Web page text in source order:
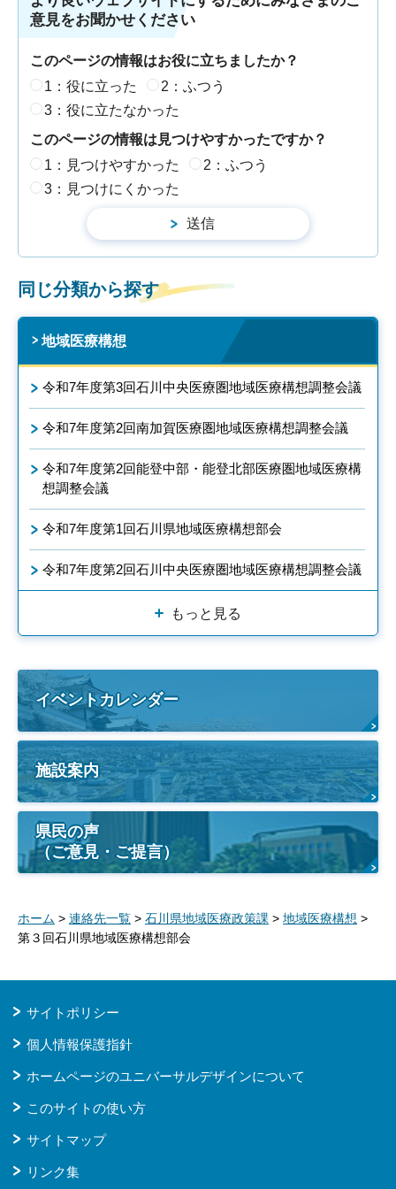
意見をお聞かせください
このページの情報はお役に立ちましたか？
1：役に立った
2：ふつう
3：役に立たなかった
このページの情報は見つけやすかったですか？
1：見つけやすかった
2：ふつう
3：見つけにくかった
同じ分類から探す
地域医療構想
令和7年度第3回石川中央医療圏地域医療構想調整会議
令和7年度第2回南加賀医療圏地域医療構想調整会議
令和7年度第2回能登中部・能登北部医療圏地域医療構
想調整会議
令和7年度第1回石川県地域医療構想部会
令和7年度第2回石川中央医療圏地域医療構想調整会議
もっと見る
イベントカレンダー
施設案内
県民の声
（ご意見・ご提言）
ホーム > 連絡先一覧 > 石川県地域医療政策課 > 地域医療構想 >
第３回石川県地域医療構想部会
サイトポリシー
個人情報保護指針
ホームページのユニバーサルデザインについて
このサイトの使い方
サイトマップ
リンク集